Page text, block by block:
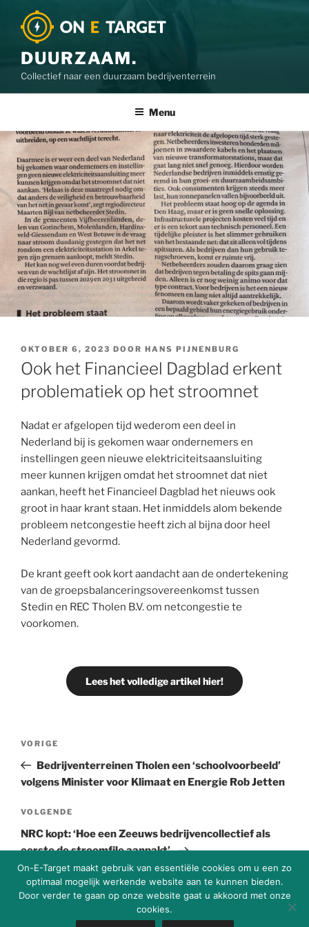
DUURZAAM.
Collectief naar een duurzaam bedrijventerrein
Menu
OKTOBER 6, 2023 DOOR HANS PIJNENBURG
Ook het Financieel Dagblad erkent
problematiek op het stroomnet
Nadat er afgelopen tijd wederom een deel in
Nederland bij is gekomen waar ondernemers en
instellingen geen nieuwe elektriciteitsaansluiting
meer kunnen krijgen omdat het stroomnet dat niet
aankan, heeft het Financieel Dagblad het nieuws ook
groot in haar krant staan. Het inmiddels alom bekende
probleem netcongestie heeft zich al bijna door heel
Nederland gevormd.
De krant geeft ook kort aandacht aan de ondertekening
van de groepsbalanceringsovereenkomst tussen
Stedin en REC Tholen B.V. om netcongestie te
voorkomen.
Lees het volledige artikel hier!
VORIGE
Bedrijventerreinen Tholen een ‘schoolvoorbeeld’
volgens Minister voor Klimaat en Energie Rob Jetten
VOLGENDE
NRC kopt: ‘Hoe een Zeeuws bedrijvencollectief als
eerste de stroomfile aanpakt’.
On-E-Target maakt gebruik van essentiële cookies om u een zo
optimaal mogelijk werkende website aan te kunnen bieden.
Door verder te gaan op onze website gaat u akkoord met onze
cookies.